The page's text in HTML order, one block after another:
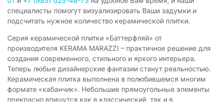
специалисты помогут визуализировать Ваши задумки и
подсчитать нужное количество керамической плитки.
Серия керамической плитки «Баттерфляй» от
производителя KERAMA MARAZZI – практичное решение для
создания современного, стильного и яркого интерьера.
Теперь любые дизайнерские фантазии станут реальностью.
Керамическая плитка выполнена в полюбившемся многим
формате «кабанчик». Небольшие прямоугольные элементы
прекрасно впишутся как в классический, так и в